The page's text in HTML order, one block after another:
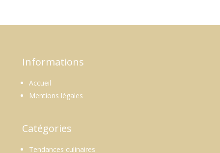
Informations
Accueil
Mentions légales
Catégories
Tendances culinaires